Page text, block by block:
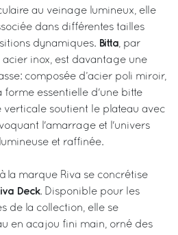
au veinage lumineux, elle
dans différentes tailles
dynamiques. Bitta, par
inox, est davantage une
composée d’acier poli miroir,
forme essentielle d'une bitte
verticale soutient le plateau avec
l'amarrage et l'univers
et raffinée.
la marque Riva se concrétise
Deck. Disponible pour les
de la collection, elle se
en acajou fini main, orné des